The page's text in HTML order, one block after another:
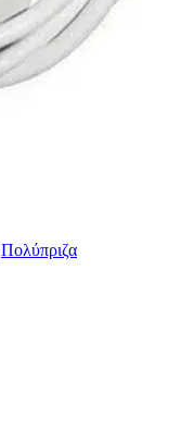
Πολύπριζα